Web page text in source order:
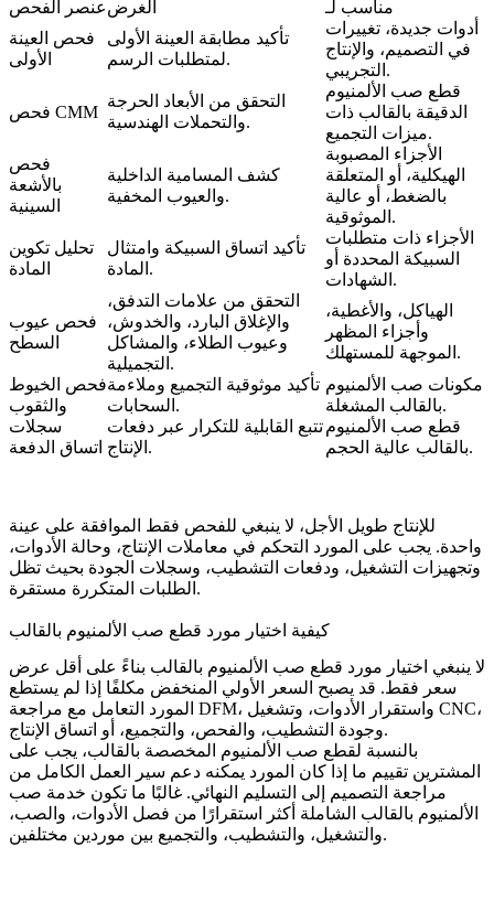
عنصر الفحصالغرض
مناسب لـ
فحص العينة
الأولى
تأكيد مطابقة العينة الأولى
لمتطلبات الرسم.
أدوات جديدة، تغييرات
في التصميم، والإنتاج
التجريبي.
فحص CMM
التحقق من الأبعاد الحرجة
والتحملات الهندسية.
قطع صب الألمنيوم
الدقيقة بالقالب ذات
ميزات التجميع.
فحص
بالأشعة
السينية
كشف المسامية الداخلية
والعيوب المخفية.
الأجزاء المصبوبة
الهيكلية، أو المتعلقة
بالضغط، أو عالية
الموثوقية.
تحليل تكوين
المادة
تأكيد اتساق السبيكة وامتثال
المادة.
الأجزاء ذات متطلبات
السبيكة المحددة أو
الشهادات.
فحص عيوب
السطح
التحقق من علامات التدفق،
والإغلاق البارد، والخدوش،
وعيوب الطلاء، والمشاكل
التجميلية.
الهياكل، والأغطية،
وأجزاء المظهر
الموجهة للمستهلك.
فحص الخيوط
والثقوب
تأكيد موثوقية التجميع وملاءمة
السحابات.
مكونات صب الألمنيوم
بالقالب المشغلة.
سجلات
اتساق الدفعة
تتبع القابلية للتكرار عبر دفعات
الإنتاج.
قطع صب الألمنيوم
بالقالب عالية الحجم.
للإنتاج طويل الأجل، لا ينبغي للفحص فقط الموافقة على عينة
واحدة. يجب على المورد التحكم في معاملات الإنتاج، وحالة الأدوات،
وتجهيزات التشغيل، ودفعات التشطيب، وسجلات الجودة بحيث تظل
الطلبات المتكررة مستقرة.
كيفية اختيار مورد قطع صب الألمنيوم بالقالب
لا ينبغي اختيار مورد قطع صب الألمنيوم بالقالب بناءً على أقل عرض
سعر فقط. قد يصبح السعر الأولي المنخفض مكلفًا إذا لم يستطع
المورد التعامل مع مراجعة DFM، واستقرار الأدوات، وتشغيل CNC،
وجودة التشطيب، والفحص، والتجميع، أو اتساق الإنتاج.
بالنسبة لقطع صب الألمنيوم المخصصة بالقالب، يجب على
المشترين تقييم ما إذا كان المورد يمكنه دعم سير العمل الكامل من
مراجعة التصميم إلى التسليم النهائي. غالبًا ما تكون خدمة صب
الألمنيوم بالقالب الشاملة أكثر استقرارًا من فصل الأدوات، والصب،
والتشغيل، والتشطيب، والتجميع بين موردين مختلفين.